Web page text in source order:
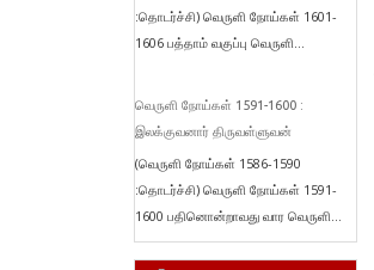
:தொடர்ச்சி) வெருளி நோய்கள் 1601-
1606 பத்தாம் வகுப்பு வெருளி...
வெருளி நோய்கள் 1591-1600 :
இலக்குவனார் திருவள்ளுவன்
(வெருளி நோய்கள் 1586-1590
:தொடர்ச்சி) வெருளி நோய்கள் 1591-
1600 பதினொன்றாவது வார வெருளி...